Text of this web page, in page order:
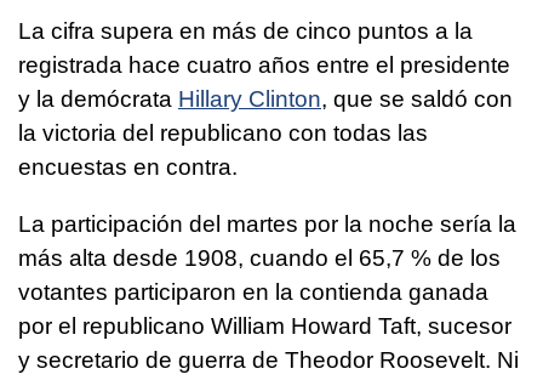
La cifra supera en más de cinco puntos a la
registrada hace cuatro años entre el presidente
y la demócrata Hillary Clinton, que se saldó con
la victoria del republicano con todas las
encuestas en contra.
La participación del martes por la noche sería la
más alta desde 1908, cuando el 65,7 % de los
votantes participaron en la contienda ganada
por el republicano William Howard Taft, sucesor
y secretario de guerra de Theodor Roosevelt. Ni